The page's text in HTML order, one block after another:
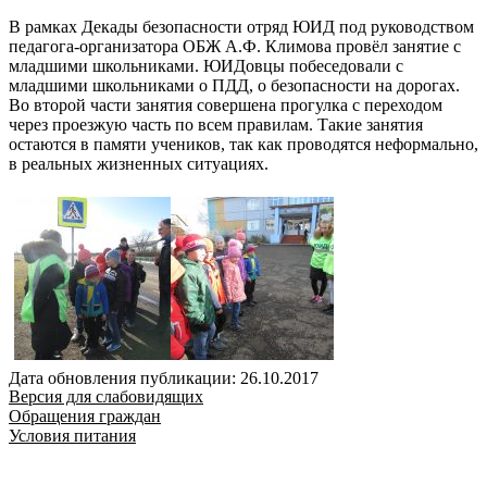
В рамках Декады безопасности отряд ЮИД под руководством
педагога-организатора ОБЖ А.Ф. Климова провёл занятие с
младшими школьниками. ЮИДовцы побеседовали с
младшими школьниками о ПДД, о безопасности на дорогах.
Во второй части занятия совершена прогулка с переходом
через проезжую часть по всем правилам. Такие занятия
остаются в памяти учеников, так как проводятся неформально,
в реальных жизненных ситуациях.
Дата обновления публикации: 26.10.2017
Версия для слабовидящих
Обращения граждан
Условия питания